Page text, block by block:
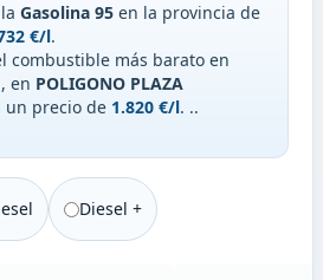
Gasolina 95 en la provincia de
€/l.
combustible más barato en
, en POLIGONO PLAZA
un precio de 1.820 €/l. ..
Diesel +